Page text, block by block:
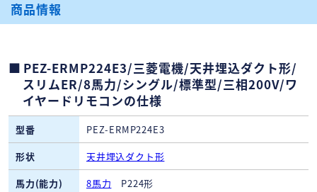
商品情報
PEZ-ERMP224E3/三菱電機/天井埋込ダクト形/
スリムER/8馬力/シングル/標準型/三相200V/ワ
イヤードリモコンの仕様
型番
PEZ-ERMP224E3
形状
天井埋込ダクト形
馬力(能力)
8馬力 P224形